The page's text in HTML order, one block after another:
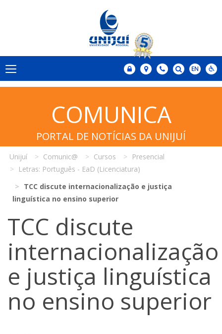
COMUNICA
PORTAL DE NOTÍCIAS DA UNIJUÍ
Unijuí Comunic@ Cursos
Presencial
Letras: Português - EaD (Licenciatura)
TCC discute internacionalização e justiça
linguística no ensino superior
TCC discute
internacionalização
e justiça linguística
no ensino superior